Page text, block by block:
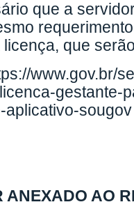
que a
licença, que
www.gov.br/
gestante-
aplicativo-sougov
ANEXADO AO